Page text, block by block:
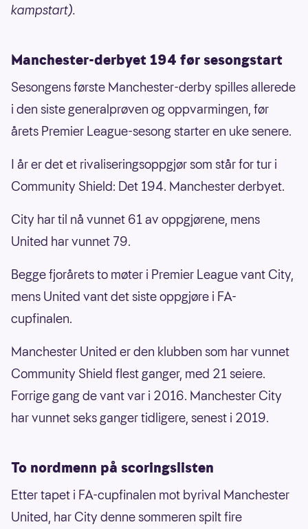
kampstart).
Manchester-derbyet 194 før sesongstart
Sesongens første Manchester-derby spilles allerede
i den siste generalprøven og oppvarmingen, før
årets Premier League-sesong starter en uke senere.
I år er det et rivaliseringsoppgjør som står for tur i
Community Shield: Det 194. Manchester derbyet.
City har til nå vunnet 61 av oppgjørene, mens
United har vunnet 79.
Begge fjorårets to møter i Premier League vant City,
mens United vant det siste oppgjøre i FA-
cupfinalen.
Manchester United er den klubben som har vunnet
Community Shield flest ganger, med 21 seiere.
Forrige gang de vant var i 2016. Manchester City
har vunnet seks ganger tidligere, senest i 2019.
To nordmenn på scoringslisten
Etter tapet i FA-cupfinalen mot byrival Manchester
United, har City denne sommeren spilt fire